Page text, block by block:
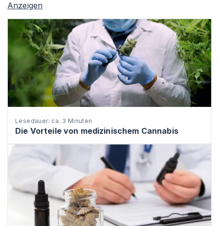
Anzeigen
Lesedauer: ca. 3 Minuten
Die Vorteile von medizinischem Cannabis